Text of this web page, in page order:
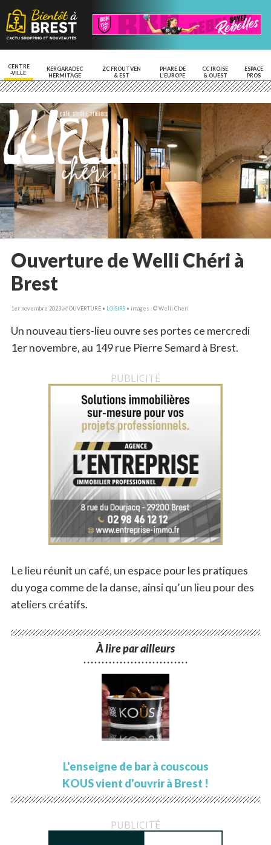
CENTRE
-VILLE
KERGARADEC
HERMITAGE
ZC FROUTVEN
& EST
PHARE DE
L'EUROPE
CC IROISE
& OUEST
ESPACE
PROS
Ouverture de Welli Chéri à
Brest
1er novembre 2023 //// OUVERTURE • LOISIRS• images : © Welli Cheri
Un nouveau tiers-lieu ouvre ses portes ce mercredi
1er novembre, au 149 rue Pierre Semard à Brest.
PUBLICITÉ
Le lieu réunit un café, un espace pour les pratiques
du yoga comme de la danse, ainsi qu’un lieu pour des
ateliers créatifs.
À lire par ailleurs
˙˙˙˙˙˙˙˙˙˙˙˙˙˙˙˙˙˙˙˙˙˙˙˙˙˙˙˙˙
L'enseigne de bar à couscous
KOUS vient d'ouvrir à Brest !
PUBLICITÉ